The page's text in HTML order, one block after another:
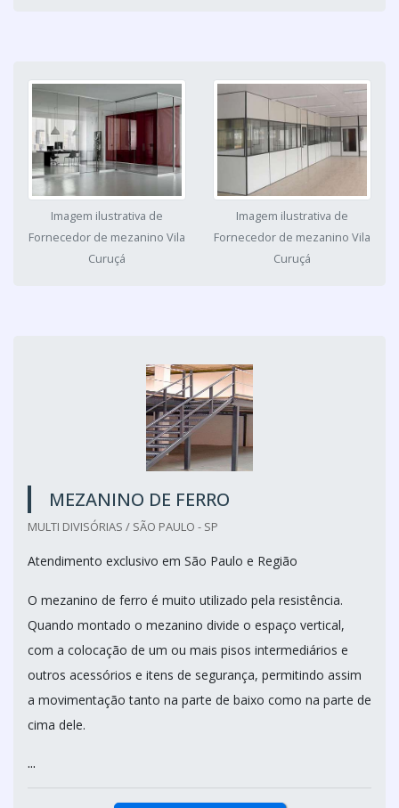
Imagem ilustrativa de
Fornecedor de mezanino Vila
Curuçá
Imagem ilustrativa de
Fornecedor de mezanino Vila
Curuçá
MEZANINO DE FERRO
MULTI DIVISÓRIAS / SÃO PAULO - SP
Atendimento exclusivo em São Paulo e Região
O mezanino de ferro é muito utilizado pela resistência.
Quando montado o mezanino divide o espaço vertical,
com a colocação de um ou mais pisos intermediários e
outros acessórios e itens de segurança, permitindo assim
a movimentação tanto na parte de baixo como na parte de
cima dele.
...